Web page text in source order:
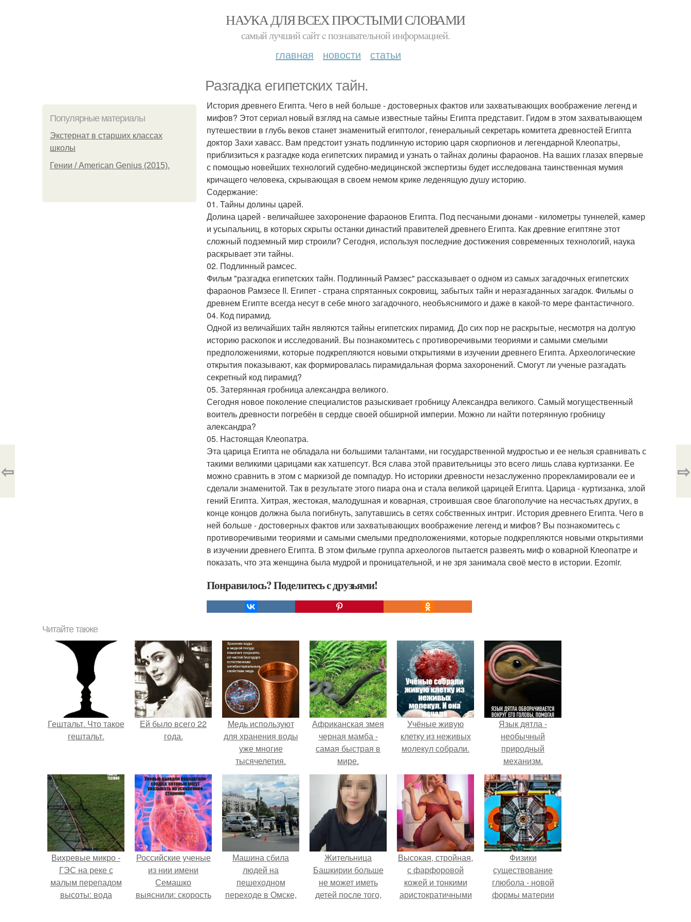
НАУКА ДЛЯ ВСЕХ ПРОСТЫМИ СЛОВАМИ
самый лучший сайт c познавательной информацией.
главная новости статьи
Разгадка египетских тайн.
Популярные материалы
Экстернат в старших классах
школы
Гении / American Genius (2015).
История древнего Египта. Чего в ней больше - достоверных фактов или захватывающих воображение легенд и
мифов? Этот сериал новый взгляд на самые известные тайны Египта представит. Гидом в этом захватывающем
путешествии в глубь веков станет знаменитый египтолог, генеральный секретарь комитета древностей Египта
доктор Захи хавасс. Вам предстоит узнать подлинную историю царя скорпионов и легендарной Клеопатры,
приблизиться к разгадке кода египетских пирамид и узнать о тайнах долины фараонов. На ваших глазах впервые
с помощью новейших технологий судебно-медицинской экспертизы будет исследована таинственная мумия
кричащего человека, скрывающая в своем немом крике леденящую душу историю.
Содержание:
01. Тайны долины царей.
Долина царей - величайшее захоронение фараонов Египта. Под песчаными дюнами - километры туннелей, камер
и усыпальниц, в которых скрыты останки династий правителей древнего Египта. Как древние египтяне этот
сложный подземный мир строили? Сегодня, используя последние достижения современных технологий, наука
раскрывает эти тайны.
02. Подлинный рамсес.
Фильм "разгадка египетских тайн. Подлинный Рамзес" рассказывает о одном из самых загадочных египетских
фараонов Рамзесе II. Египет - страна спрятанных сокровищ, забытых тайн и неразгаданных загадок. Фильмы о
древнем Египте всегда несут в себе много загадочного, необъяснимого и даже в какой-то мере фантастичного.
04. Код пирамид.
Одной из величайших тайн являются тайны египетских пирамид. До сих пор не раскрытые, несмотря на долгую
историю раскопок и исследований. Вы познакомитесь с противоречивыми теориями и самыми смелыми
предположениями, которые подкрепляются новыми открытиями в изучении древнего Египта. Археологические
открытия показывают, как формировалась пирамидальная форма захоронений. Смогут ли ученые разгадать
секретный код пирамид?
05. Затерянная гробница александра великого.
Сегодня новое поколение специалистов разыскивает гробницу Александра великого. Самый могущественный
воитель древности погребён в сердце своей обширной империи. Можно ли найти потерянную гробницу
александра?
05. Настоящая Клеопатра.
Эта царица Египта не обладала ни большими талантами, ни государственной мудростью и ее нельзя сравнивать с
такими великими царицами как хатшепсут. Вся слава этой правительницы это всего лишь слава куртизанки. Ее
можно сравнить в этом с маркизой де помпадур. Но историки древности незаслуженно прорекламировали ее и
сделали знаменитой. Так в результате этого пиара она и стала великой царицей Египта. Царица - куртизанка, злой
гений Египта. Хитрая, жестокая, малодушная и коварная, строившая свое благополучие на несчастьях других, в
конце концов должна была погибнуть, запутавшись в сетях собственных интриг. История древнего Египта. Чего в
ней больше - достоверных фактов или захватывающих воображение легенд и мифов? Вы познакомитесь с
противоречивыми теориями и самыми смелыми предположениями, которые подкрепляются новыми открытиями
в изучении древнего Египта. В этом фильме группа археологов пытается развеять миф о коварной Клеопатре и
показать, что эта женщина была мудрой и проницательной, и не зря занимала своё место в истории. Ezomir.
Понравилось? Поделитесь с друзьями!
⇦ ⇨
Читайте также
Гештальт. Что такое
гештальт.
Ей было всего 22
года.
Медь используют
для хранения воды
уже многие
тысячелетия.
Африканская змея
черная мамба -
самая быстрая в
мире.
Учёные живую
клетку из неживых
молекул собрали.
Язык дятла -
необычный
природный
механизм.
Вихревые микро -
ГЭС на реке с
малым перепадом
высоты: вода
Российские ученые
из нии имени
Семашко
выяснили: скорость
Машина сбила
людей на
пешеходном
переходе в Омске,
Жительница
Башкирии больше
не может иметь
детей после того,
Высокая, стройная,
с фарфоровой
кожей и тонкими
аристократичными
Физики
существование
глюбола - новой
формы материи